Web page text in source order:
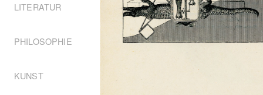
LITERATUR
PHILOSOPHIE
KUNST